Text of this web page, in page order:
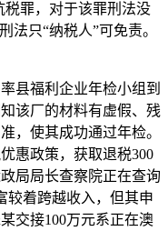
罪，对于该罪刑法没
只“纳税人”可免责。
福利企业年检小组到
该厂的材料有虚假、残
，使其成功通过年检。
惠政策，获取退税300
局局长查察院正在查询
较着跨越收入，但其申
交接100万元系正在澳